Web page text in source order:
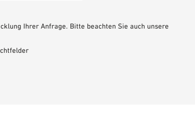
Ihrer Anfrage. Bitte beachten Sie auch unsere